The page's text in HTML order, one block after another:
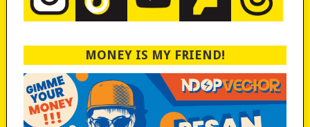
MONEY IS MY FRIEND!